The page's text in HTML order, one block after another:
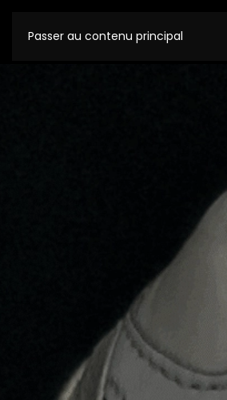
Passer au contenu principal